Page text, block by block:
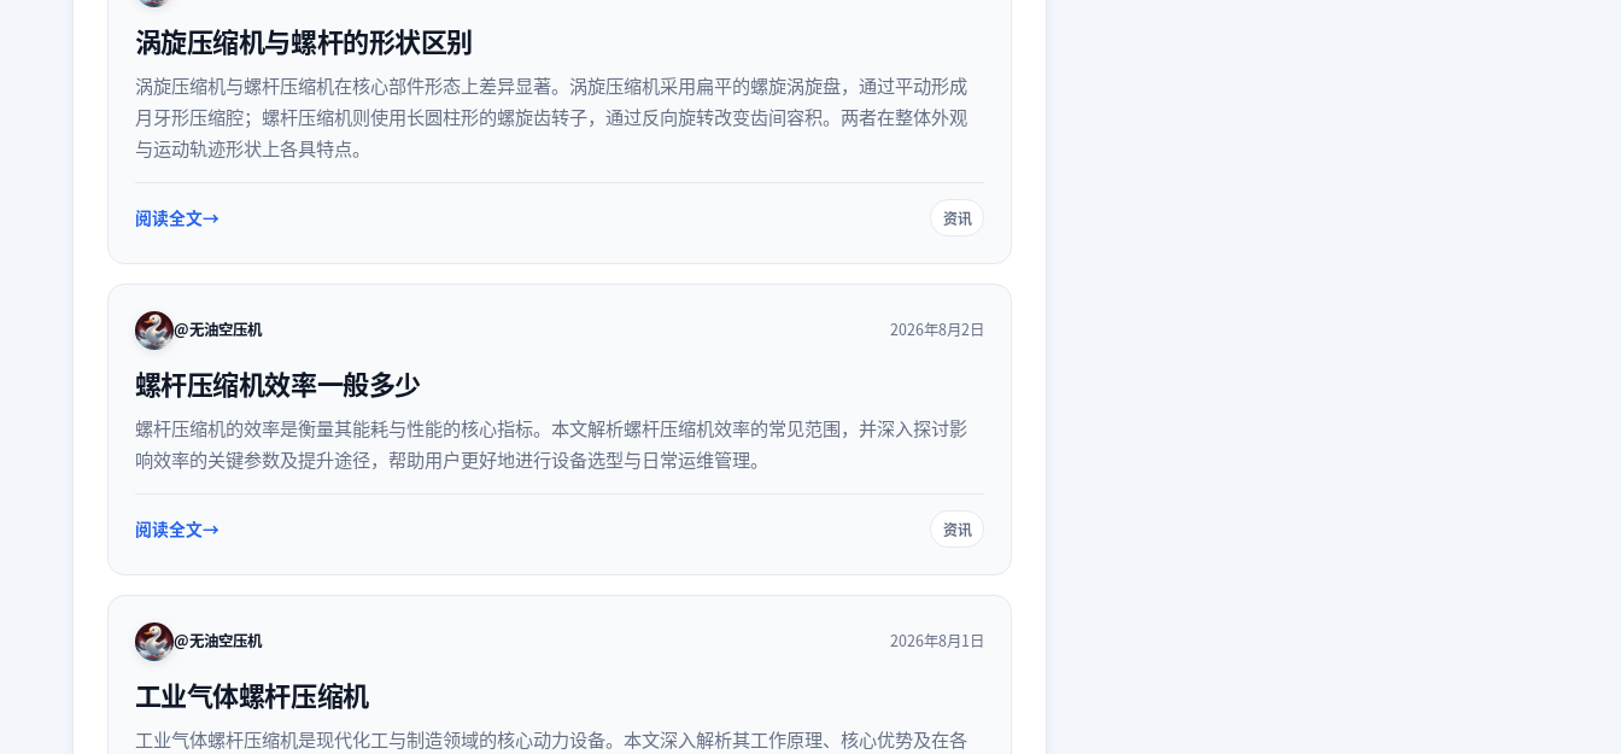
涡旋压缩机与螺杆的形状区别
涡旋压缩机与螺杆压缩机在核心部件形态上差异显著。涡旋压缩机采用扁平的螺旋涡旋盘，通过平动形成
月牙形压缩腔；螺杆压缩机则使用长圆柱形的螺旋齿转子，通过反向旋转改变齿间容积。两者在整体外观
与运动轨迹形状上各具特点。
阅读全文 资讯
@无油空压机 2026年8月2日
螺杆压缩机效率一般多少
螺杆压缩机的效率是衡量其能耗与性能的核心指标。本文解析螺杆压缩机效率的常见范围，并深入探讨影
响效率的关键参数及提升途径，帮助用户更好地进行设备选型与日常运维管理。
阅读全文 资讯
@无油空压机 2026年8月1日
工业气体螺杆压缩机
工业气体螺杆压缩机是现代化工与制造领域的核心动力设备。本文深入解析其工作原理、核心优势及在各